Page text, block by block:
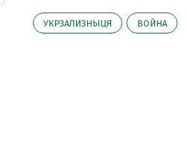
УКРЗАЛИЗНЫЦЯ ВОЙНА